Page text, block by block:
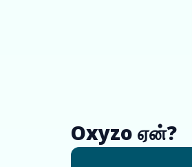
Oxyzo ஏன்?